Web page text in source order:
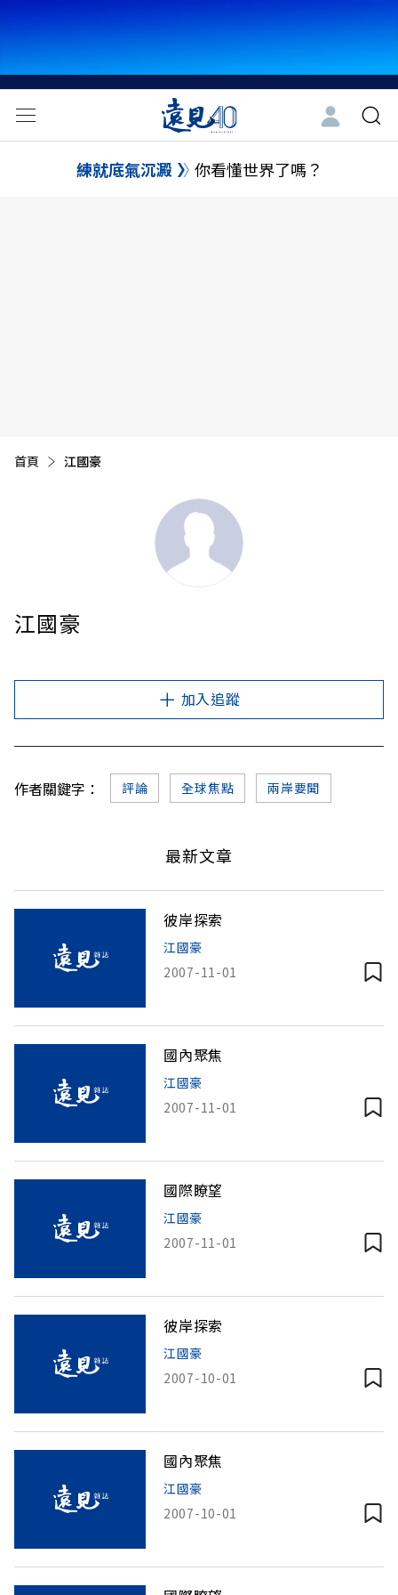
練就底氣沉澱 你看懂世界了嗎？
首頁 目前頁面：
江國豪
江國豪
加入追蹤
作者關鍵字： 評論 全球焦點 兩岸要聞
最新文章
彼岸探索
江國豪
2007-11-01
國內聚焦
江國豪
2007-11-01
國際瞭望
江國豪
2007-11-01
彼岸探索
江國豪
2007-10-01
國內聚焦
江國豪
2007-10-01